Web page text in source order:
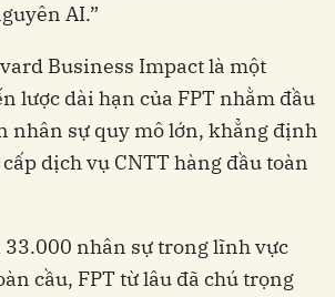
AI.”
Business Impact là một
lược dài hạn của FPT nhằm đầu
nhân sự quy mô lớn, khẳng định
dịch vụ CNTT hàng đầu toàn
33.000 nhân sự trong lĩnh vực
cầu, FPT từ lâu đã chú trọng